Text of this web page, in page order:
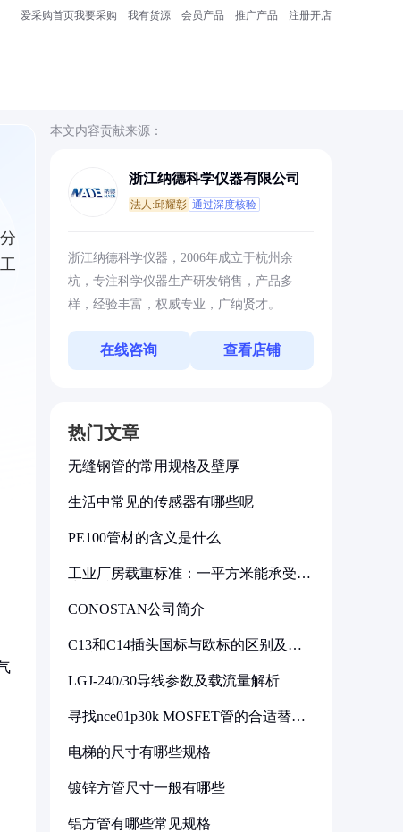
爱采购首页我要采购 我有货源 会员产品 推广产品 注册开店
本文内容贡献来源：
浙江纳德科学仪器有限公司
法人:邱耀彰 通过深度核验
浙江纳德科学仪器，2006年成立于杭州余
杭，专注科学仪器生产研发销售，产品多
样，经验丰富，权威专业，广纳贤才。
在线咨询 查看店铺
热门文章
无缝钢管的常用规格及壁厚
生活中常见的传感器有哪些呢
PE100管材的含义是什么
工业厂房载重标准：一平方米能承受多
CONOSTAN公司简介
C13和C14插头国标与欧标的区别及其
LGJ-240/30导线参数及载流量解析
寻找nce01p30k MOSFET管的合适替代
电梯的尺寸有哪些规格
镀锌方管尺寸一般有哪些
铝方管有哪些常见规格